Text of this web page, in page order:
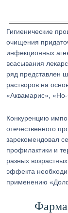
Гигиенические
очищения
инфекционных
всасывания
ряд представлен
растворов на
«Аквамарис»,
Конкуренцию
отечественного
зарекомендовал
профилактики и
разных
эффекта
применению